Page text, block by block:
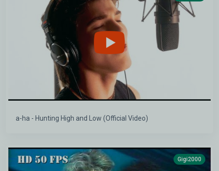
a-ha - Hunting High and Low (Official Video)
Gigi2000